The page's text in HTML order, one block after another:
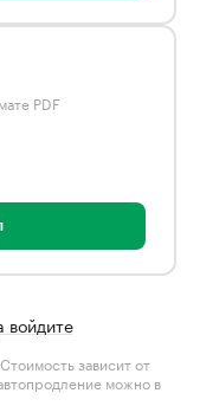
PDF
войдите
зависит от
можно в